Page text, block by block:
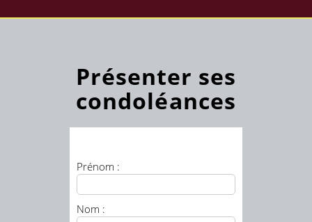
Présenter ses
condoléances
Prénom :
Nom :